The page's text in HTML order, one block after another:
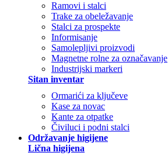
Ramovi i stalci
Trake za obeležavanje
Stalci za prospekte
Informisanje
Samolepljivi proizvodi
Magnetne rolne za označavanje
Industrijski markeri
Sitan inventar
Ormarići za ključeve
Kase za novac
Kante za otpatke
Čiviluci i podni stalci
Održavanje higijene
Lična higijena